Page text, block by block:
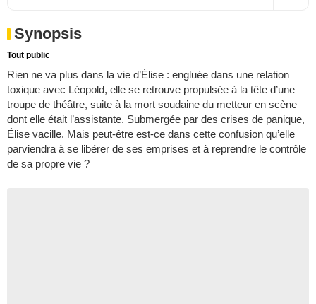
Synopsis
Tout public
Rien ne va plus dans la vie d’Élise : engluée dans une relation
toxique avec Léopold, elle se retrouve propulsée à la tête d’une
troupe de théâtre, suite à la mort soudaine du metteur en scène
dont elle était l’assistante. Submergée par des crises de panique,
Élise vacille. Mais peut-être est-ce dans cette confusion qu’elle
parviendra à se libérer de ses emprises et à reprendre le contrôle
de sa propre vie ?